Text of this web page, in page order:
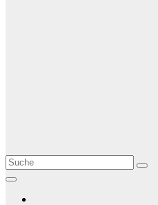
Le Matin
AGENCE DE PRESSE